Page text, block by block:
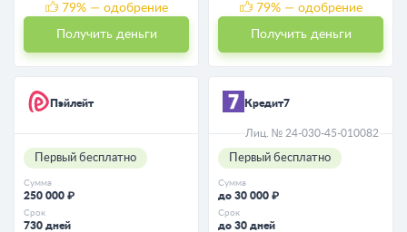
79% — одобрение
Получить деньги
79% — одобрение
Получить деньги
Пэйлейт
Первый бесплатно
Сумма
250 000 ₽
Срок
730 дней
Кредит7
Лиц. № 24-030-45-010082
Первый бесплатно
Сумма
до 30 000 ₽
Срок
до 30 дней